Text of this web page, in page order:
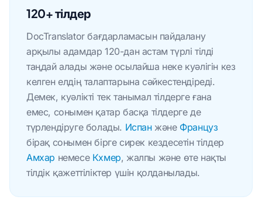
120+ тілдер
DocTranslator бағдарламасын пайдалану
арқылы адамдар 120-дан астам түрлі тілді
таңдай алады және осылайша неке куәлігін кез
келген елдің талаптарына сәйкестендіреді.
Демек, куәлікті тек танымал тілдерге ғана
емес, сонымен қатар басқа тілдерге де
түрлендіруге болады. Испанжәне Француз
бірақ сонымен бірге сирек кездесетін тілдер
Амхар немесе Кхмер, жалпы және өте нақты
тілдік қажеттіліктер үшін қолданылады.